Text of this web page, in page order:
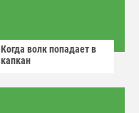
Когда волк попадает в
капкан